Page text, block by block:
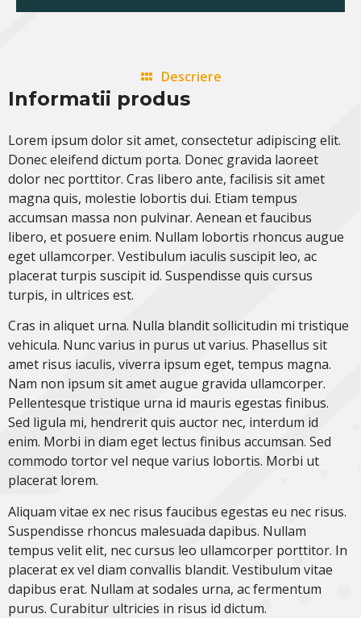
Descriere
Informatii produs
Lorem ipsum dolor sit amet, consectetur adipiscing elit.
Donec eleifend dictum porta. Donec gravida laoreet
dolor nec porttitor. Cras libero ante, facilisis sit amet
magna quis, molestie lobortis dui. Etiam tempus
accumsan massa non pulvinar. Aenean et faucibus
libero, et posuere enim. Nullam lobortis rhoncus augue
eget ullamcorper. Vestibulum iaculis suscipit leo, ac
placerat turpis suscipit id. Suspendisse quis cursus
turpis, in ultrices est.
Cras in aliquet urna. Nulla blandit sollicitudin mi tristique
vehicula. Nunc varius in purus ut varius. Phasellus sit
amet risus iaculis, viverra ipsum eget, tempus magna.
Nam non ipsum sit amet augue gravida ullamcorper.
Pellentesque tristique urna id mauris egestas finibus.
Sed ligula mi, hendrerit quis auctor nec, interdum id
enim. Morbi in diam eget lectus finibus accumsan. Sed
commodo tortor vel neque varius lobortis. Morbi ut
placerat lorem.
Aliquam vitae ex nec risus faucibus egestas eu nec risus.
Suspendisse rhoncus malesuada dapibus. Nullam
tempus velit elit, nec cursus leo ullamcorper porttitor. In
placerat ex vel diam convallis blandit. Vestibulum vitae
dapibus erat. Nullam at sodales urna, ac fermentum
purus. Curabitur ultricies in risus id dictum.